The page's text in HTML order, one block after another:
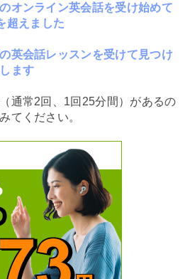
オンライン英会話を受け始めて
超えました
英会話レッスンを受けて見つけ
ます
通常2回、1回25分間）があるの
てください。